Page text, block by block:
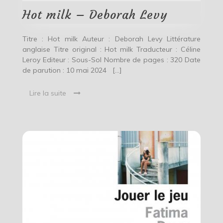
Hot milk – Deborah Levy
Titre : Hot milk Auteur : Deborah Levy Littérature
anglaise Titre original : Hot milk Traducteur : Céline
Leroy Editeur : Sous-Sol Nombre de pages : 320 Date
de parution : 10 mai 2024 […]
Lire la suite